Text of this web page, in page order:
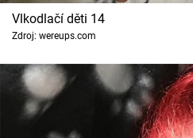
Vlkodlačí děti 14
Zdroj: wereups.com